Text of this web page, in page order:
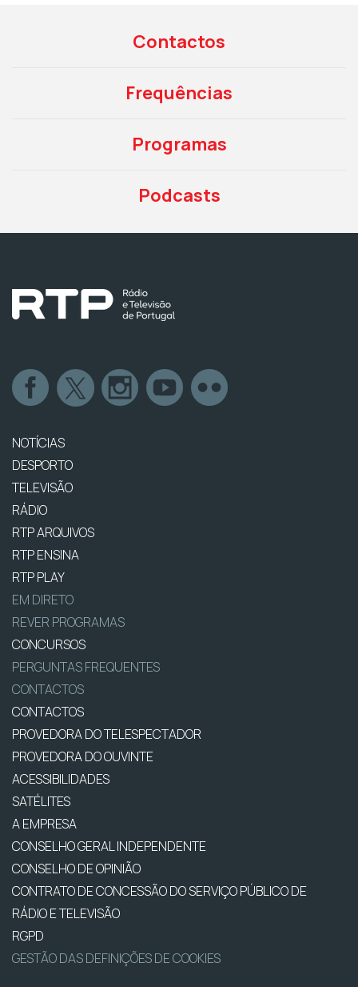
Contactos
Frequências
Programas
Podcasts
NOTÍCIAS
DESPORTO
TELEVISÃO
RÁDIO
RTP ARQUIVOS
RTP ENSINA
RTP PLAY
EM DIRETO
REVER PROGRAMAS
CONCURSOS
PERGUNTAS FREQUENTES
CONTACTOS
CONTACTOS
PROVEDORA DO TELESPECTADOR
PROVEDORA DO OUVINTE
ACESSIBILIDADES
SATÉLITES
A EMPRESA
CONSELHO GERAL INDEPENDENTE
CONSELHO DE OPINIÃO
CONTRATO DE CONCESSÃO DO SERVIÇO PÚBLICO DE
RÁDIO E TELEVISÃO
RGPD
GESTÃO DAS DEFINIÇÕES DE COOKIES